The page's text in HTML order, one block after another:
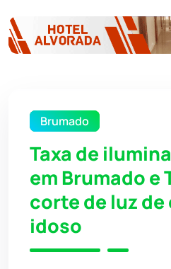
Brumado
Taxa de
em Brumado e
corte de luz
idoso